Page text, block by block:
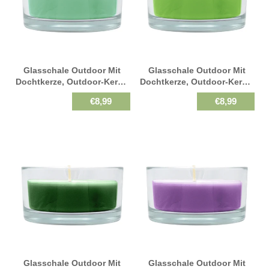
Glasschale Outdoor Mit
Dochtkerze, Outdoor-Kerze,
Light Green, WENZEL,
150/80 Mm, Brenndauer Ca.
€8,99
Glasschale Outdoor Mit
Dochtkerze, Outdoor-Kerze,
Farn, WENZEL, 150/80 Mm,
Brenndauer Ca. 20h
€8,99
Glasschale Outdoor Mit
Glasschale Outdoor Mit